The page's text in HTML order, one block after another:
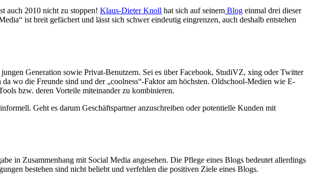
auch 2010 nicht zu stoppen! Klaus-Dieter Knoll hat sich auf seinem Blog einmal drei dieser
ist breit gefächert und lässt sich schwer eindeutig eingrenzen, auch deshalb entstehen
Generation sowie Privat-Benutzern. Sei es über Facebook, StudiVZ, xing oder Twitter
wo die Freunde sind und der „coolness“-Faktor am höchsten. Oldschool-Medien wie E-
bzw. deren Vorteile miteinander zu kombinieren.
Geht es darum Geschäftspartner anzuschreiben oder potentielle Kunden mit
in Zusammenhang mit Social Media angesehen. Die Pflege eines Blogs bedeutet allerdings
bestehen sind nicht beliebt und verfehlen die positiven Ziele eines Blogs.